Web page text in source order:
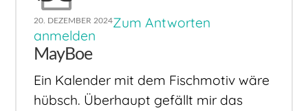
20. DEZEMBER 2024Zum Antworten
anmelden
MayBoe
Ein Kalender mit dem Fischmotiv wäre
hübsch. Überhaupt gefällt mir das